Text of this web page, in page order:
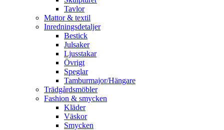
Tavlor
Mattor & textil
Inredningsdetaljer
Bestick
Julsaker
Ljusstakar
Övrigt
Speglar
Tamburmajor/Hängare
Trädgårdsmöbler
Fashion & smycken
Kläder
Väskor
Smycken